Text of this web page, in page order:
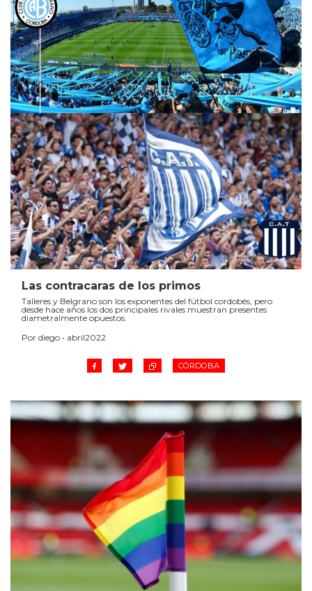
Las contracaras de los primos
Talleres y Belgrano son los exponentes del fútbol cordobés, pero
desde hace años los dos principales rivales muestran presentes
diametralmente opuestos.
Por diego • abril2022
CÓRDOBA